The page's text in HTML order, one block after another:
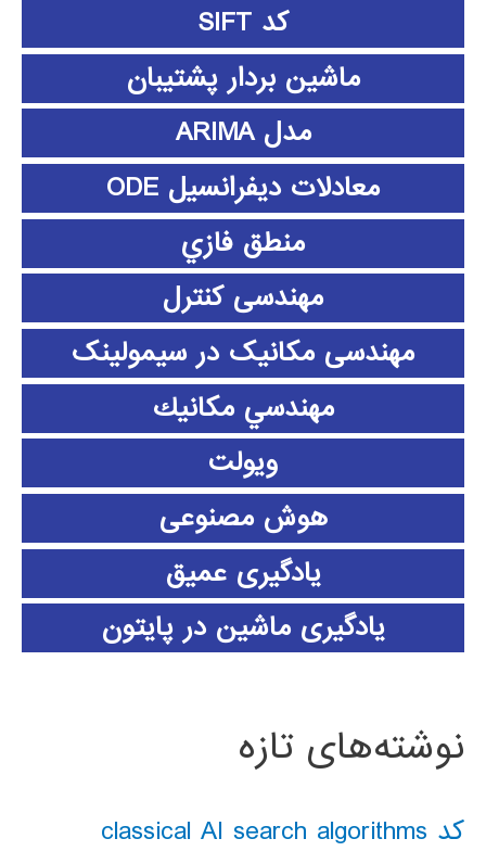
کد SIFT
ماشین بردار پشتیبان
مدل ARIMA
معادلات دیفرانسیل ODE
منطق فازي
مهندسی کنترل
مهندسی مکانیک در سیمولینک
مهندسي مكانيك
ویولت
هوش مصنوعی
یادگیری عمیق
یادگیری ماشین در پایتون
نوشته‌های تازه
کد classical AI search algorithms